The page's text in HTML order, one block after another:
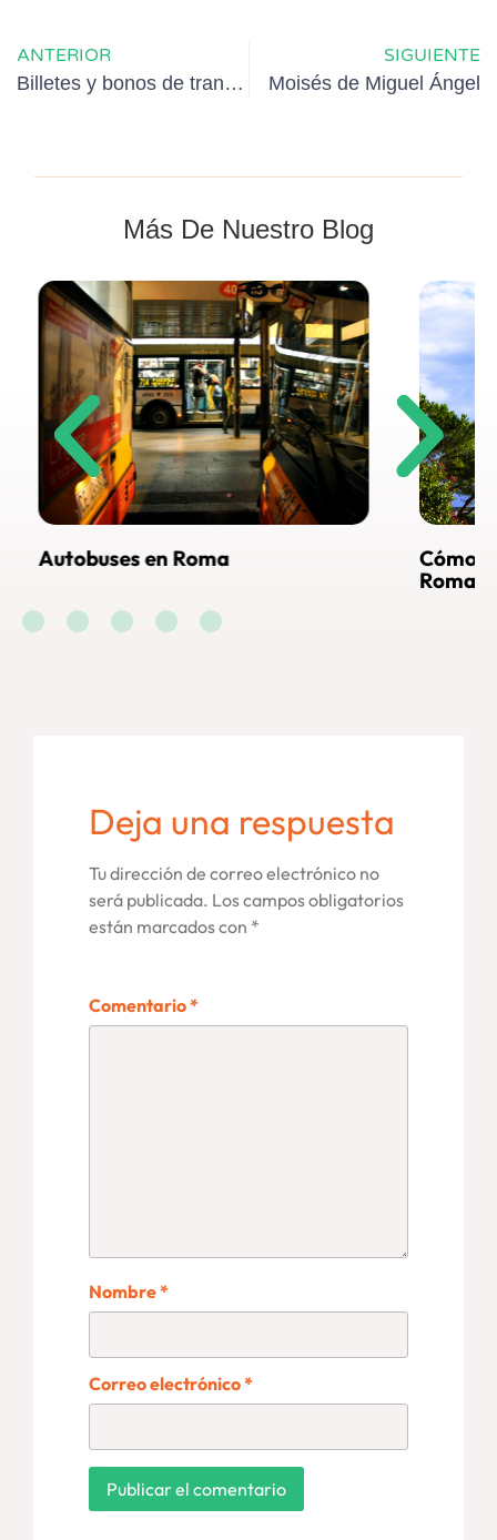
ANTERIOR
Billetes y bonos de transporte en Roma
SIGUIENTE
Moisés de Miguel Ángel
Más De Nuestro Blog
Cómo llegar al Vaticano desde
Deja una respuesta
Tu dirección de correo electrónico no
será publicada. Los campos obligatorios
están marcados con *
Comentario*
Nombre*
Correo electrónico*